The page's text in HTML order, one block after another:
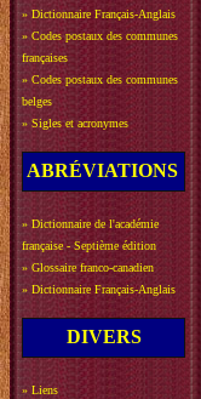
» Dictionnaire Français-Anglais
» Codes postaux des communes
françaises
» Codes postaux des communes
belges
» Sigles et acronymes
ABRÉVIATIONS
» Dictionnaire de l'académie
française - Septième édition
» Glossaire franco-canadien
» Dictionnaire Français-Anglais
DIVERS
» Liens